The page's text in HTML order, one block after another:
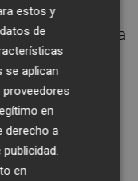
eso
no tenía
calle:
ha dedicado
estos y
de
se aplican
en
derecho a
en